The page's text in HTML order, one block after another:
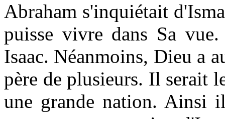
Abraham s'inquiétait
puisse vivre dans Sa
Isaac. Néanmoins, Dieu a
père de plusieurs. Il serait
une grande nation. Ainsi